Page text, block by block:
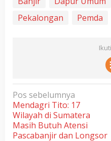
Pekalongan
Pemda
N
a
v
i
Pos sebelumnya
Mendagri Tito: 17
Wilayah di Sumatera
Masih Butuh Atensi
Pascabanjir dan Longsor